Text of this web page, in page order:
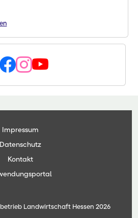
Impressum
Datenschutz
Kontakt
Landwirtschaft Hessen 2026